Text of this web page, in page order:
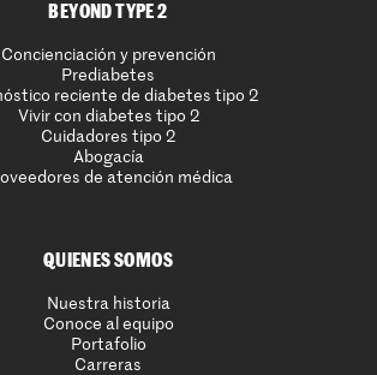
BEYOND TYPE 2
Concienciación y prevención
Prediabetes
reciente de diabetes tipo 2
Vivir con diabetes tipo 2
Cuidadores tipo 2
Abogacía
de atención médica
QUIENES SOMOS
Nuestra historia
Conoce al equipo
Portafolio
Carreras